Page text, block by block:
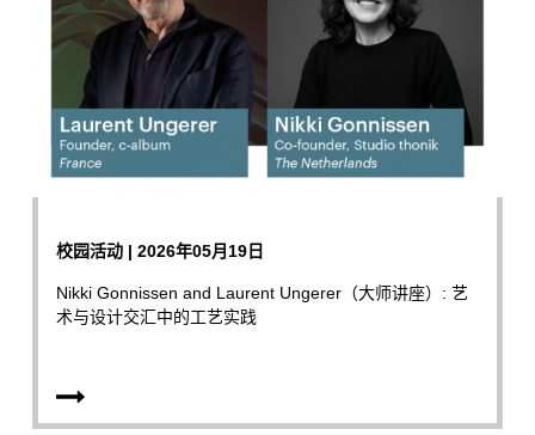
校园活动 | 2026年05月19日
Nikki Gonnissen and Laurent Ungerer（大师讲座）: 艺
术与设计交汇中的工艺实践